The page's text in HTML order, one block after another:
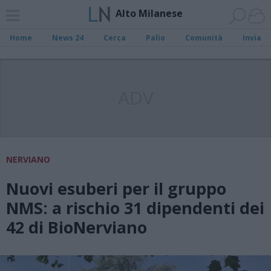
Alto Milanese
Home News 24 Cerca Palio Comunità Invia
NERVIANO
Nuovi esuberi per il gruppo
NMS: a rischio 31 dipendenti dei
42 di BioNerviano